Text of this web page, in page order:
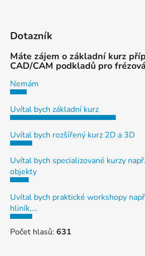
Dotazník
Máte zájem o základní kurz
CAD/CAM podkladů pro
Nemám
Uvítal bych základní kurz
Uvítal bych rozšířený kurz 2D a 3D
Uvítal bych specializované kurzy
objekty
Uvítal bych praktické workshopy
hliník,...
Počet hlasů: 631